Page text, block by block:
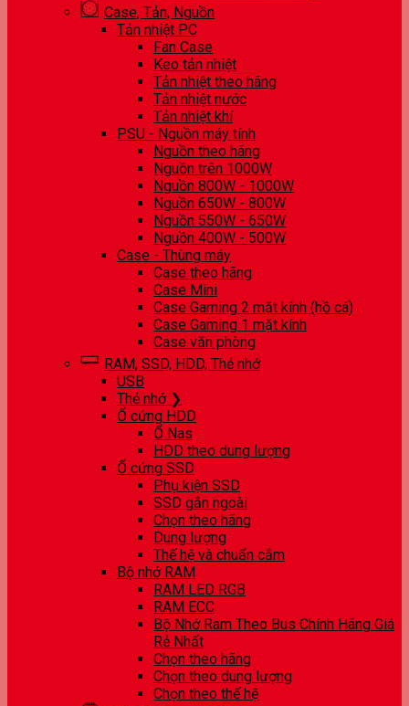
Case, Tản, Nguồn
Tản nhiệt PC
Fan Case
Keo tản nhiệt
Tản nhiệt theo hãng
Tản nhiệt nước
Tản nhiệt khí
PSU - Nguồn máy tính
Nguồn theo hãng
Nguồn trên 1000W
Nguồn 800W - 1000W
Nguồn 650W - 800W
Nguồn 550W - 650W
Nguồn 400W - 500W
Case - Thùng máy
Case theo hãng
Case Mini
Case Gaming 2 mặt kính (hồ cá)
Case Gaming 1 mặt kính
Case văn phòng
RAM, SSD, HDD, Thẻ nhớ
USB
Thẻ nhớ ❯
Ổ cứng HDD
Ổ Nas
HDD theo dung lượng
Ổ cứng SSD
Phụ kiện SSD
SSD gắn ngoài
Chọn theo hãng
Dung lượng
Thế hệ và chuẩn cắm
Bộ nhớ RAM
RAM LED RGB
RAM ECC
Bộ Nhớ Ram Theo Bus Chính Hãng Giá
Rẻ Nhất
Chọn theo hãng
Chọn theo dung lượng
Chọn theo thế hệ